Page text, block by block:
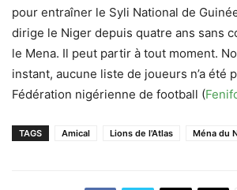
pour entraîner le Syli National de
dirige le Niger depuis quatre ans sans
le Mena. Il peut partir à tout moment.
instant, aucune liste de joueurs n’a été
Fédération nigérienne de football (
TAGS Amical Lions de l'Atlas Ména du